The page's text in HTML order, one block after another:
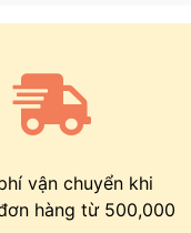
vận chuyển khi
hàng từ 500,000